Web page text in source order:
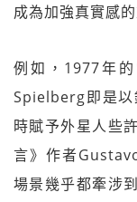
成為加強真實感
例如，1977年
Spielberg即是以
時賦予外星人些
言》作者
場景幾乎都牽涉